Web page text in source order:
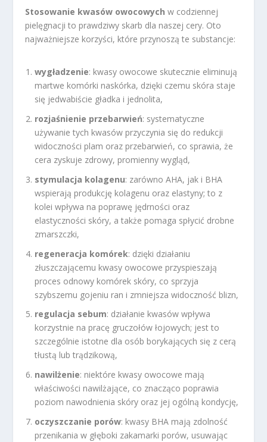
Stosowanie kwasów owocowych w codziennej
pielęgnacji to prawdziwy skarb dla naszej cery. Oto
najważniejsze korzyści, które przynoszą te substancje:
wygładzenie: kwasy owocowe skutecznie eliminują
martwe komórki naskórka, dzięki czemu skóra staje
się jedwabiście gładka i jednolita,
rozjaśnienie przebarwień: systematyczne
używanie tych kwasów przyczynia się do redukcji
widoczności plam oraz przebarwień, co sprawia, że
cera zyskuje zdrowy, promienny wygląd,
stymulacja kolagenu: zarówno AHA, jak i BHA
wspierają produkcję kolagenu oraz elastyny; to z
kolei wpływa na poprawę jędrności oraz
elastyczności skóry, a także pomaga spłycić drobne
zmarszczki,
regeneracja komórek: dzięki działaniu
złuszczającemu kwasy owocowe przyspieszają
proces odnowy komórek skóry, co sprzyja
szybszemu gojeniu ran i zmniejsza widoczność blizn,
regulacja sebum: działanie kwasów wpływa
korzystnie na pracę gruczołów łojowych; jest to
szczególnie istotne dla osób borykających się z cerą
tłustą lub trądzikową,
nawilżenie: niektóre kwasy owocowe mają
właściwości nawilżające, co znacząco poprawia
poziom nawodnienia skóry oraz jej ogólną kondycję,
oczyszczanie porów: kwasy BHA mają zdolność
przenikania w głęboki zakamarki porów, usuwając